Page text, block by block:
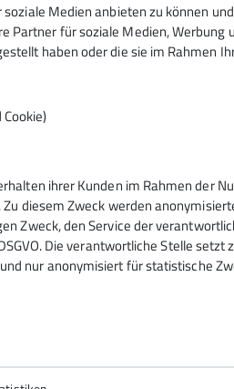
Beiratsmitglied
Hechingen und ist
denen man heutzutage
Löwen in Boll
Parkplatz St. Luzen,
Medien anbieten zu können
für soziale Medien, Werbung
haben oder die sie im Rahmen
ihrer Kunden im Rahmen der
diesem Zweck werden
Zweck, den Service der
Die verantwortliche Stelle
nur anonymisiert für statistische